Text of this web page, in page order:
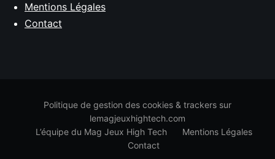
Mentions Légales
Contact
Politique de gestion des cookies & trackers sur
lemagjeuxhightech.com
L’équipe du Mag Jeux High Tech
Mentions Légales
Contact